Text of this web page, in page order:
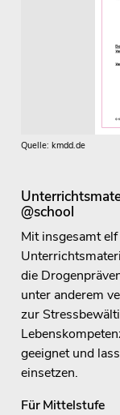
Quelle: kmdd.de
@school
Mit insgesamt
die
unter anderem
zur
geeignet und
einsetzen.
Für Mittelstufe